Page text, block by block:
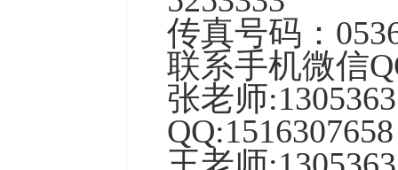
传真号码：
联系手机微信
张老师
QQ:1516307658